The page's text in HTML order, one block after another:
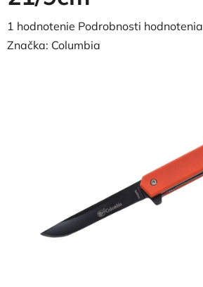
Priemerné
hodnotenie
1 hodnotenie Podrobnosti hodnotenia
Značka: Columbia